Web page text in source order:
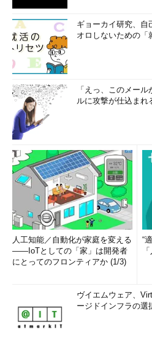
ギョーカイ研究、
オロしないための「
「えっ、このメー
ルに攻撃が仕込まれ
人工知能／自動化が家庭を変える
――IoTとしての「家」は開発者
にとってのフロンティアか (1/3)
“
ヴイエムウェア、
ージドインフラの選